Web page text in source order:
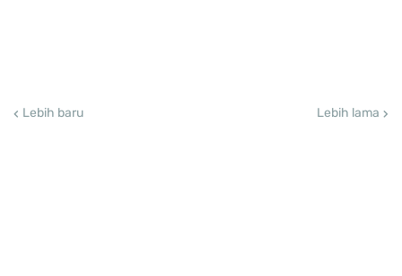
Lebih baru Lebih lama